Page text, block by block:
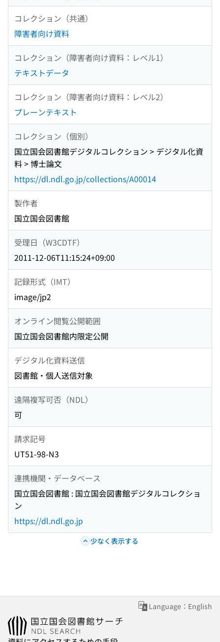
コレクション（共通）
障害者向け資料
コレクション（障害者向け資料：レベル1）
テキストデータ
コレクション（障害者向け資料：レベル2）
プレーンテキスト
コレクション（個別）
国立国会図書館デジタルコレクション > デジタル化資
料 > 博士論文
https://dl.ndl.go.jp/collections/A00014
製作者
国立国会図書館
受理日（W3CDTF）
2011-12-06T11:15:24+09:00
記録形式（IMT）
image/jp2
オンライン閲覧公開範囲
国立国会図書館内限定公開
デジタル化資料送信
図書館・個人送信対象
遠隔複写可否（NDL）
可
請求記号
UT51-98-N3
連携機関・データベース
国立国会図書館 : 国立国会図書館デジタルコレクショ
ン
https://dl.ndl.go.jp
少なく表示する
Language：English